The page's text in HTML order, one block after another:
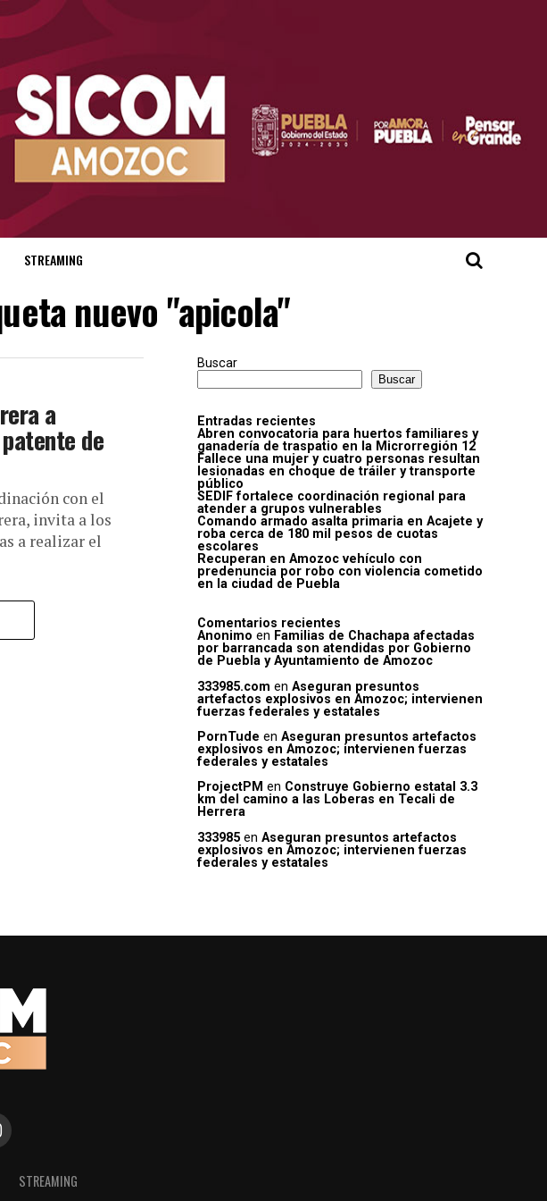
STREAMING
nuevo "apicola"
a
de
con el
invita a los
a realizar el
Buscar
Buscar
Entradas recientes
Abren convocatoria para huertos familiares y
ganadería de traspatio en la Microrregión 12
Fallece una mujer y cuatro personas resultan
lesionadas en choque de tráiler y transporte
público
SEDIF fortalece coordinación regional para
atender a grupos vulnerables
Comando armado asalta primaria en Acajete y
roba cerca de 180 mil pesos de cuotas
escolares
Recuperan en Amozoc vehículo con
predenuncia por robo con violencia cometido
en la ciudad de Puebla
Comentarios recientes
Anonimo en Familias de Chachapa afectadas
por barrancada son atendidas por Gobierno
de Puebla y Ayuntamiento de Amozoc
333985.com en Aseguran presuntos
artefactos explosivos en Amozoc; intervienen
fuerzas federales y estatales
PornTude en Aseguran presuntos artefactos
explosivos en Amozoc; intervienen fuerzas
federales y estatales
ProjectPM en Construye Gobierno estatal 3.3
km del camino a las Loberas en Tecali de
Herrera
333985 en Aseguran presuntos artefactos
explosivos en Amozoc; intervienen fuerzas
federales y estatales
STREAMING